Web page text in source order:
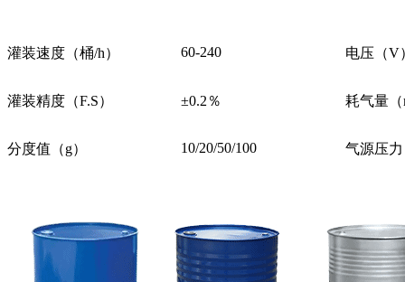
灌装速度（桶/h） 60-240 电压
灌装精度（F.S） ±0.2％ 耗气
分度值（g） 10/20/50/100 气源